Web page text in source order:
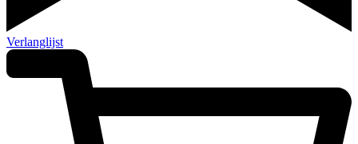
Verlanglijst